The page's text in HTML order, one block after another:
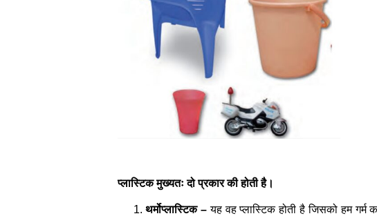
प्लास्टिक मुख्यतः दो प्रकार की होती है।
थर्मोप्लास्टिक –यह वह प्लास्टिक होती है जिसको हम